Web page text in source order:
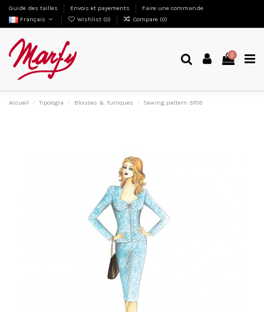
Guide des tailles Envois et payements
Faire une commande
Français
Wishlist (0) Compare (0)
0
Accueil Tipologia Blouses & Tuniques Sewing pattern 9709